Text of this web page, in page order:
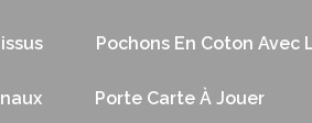
Pochons En Coton Avec
Porte Carte À Jouer